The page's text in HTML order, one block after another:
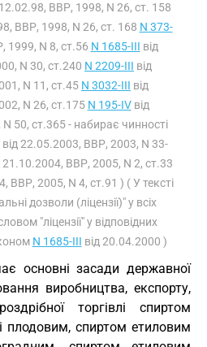
ВВР, 1998, N 26, ст. 158
ВВР, 1998, N 26, ст. 168 N 373-
1999, N 8, ст.56 N 1685-III від
N 30, ст.240 N 2209-III від
N 11, ст.45 N 3032-III від
N 26, ст.175 N 195-IVвід
50, ст.365 - набирає чинності
від 22.05.2003, ВВР, 2003, N 33-
21.10.2004, ВВР, 2005, N 2, ст.33
ВВР, 2005, N 4, ст.91 ) ( У тексті
дозволи (ліцензії)" у всіх
"ліцензії" у відповідних
N 1685-III від 20.04.2000 )
основні засади державної
виробництва, експорту,
торгівлі спиртом
плодовим, спиртом етиловим